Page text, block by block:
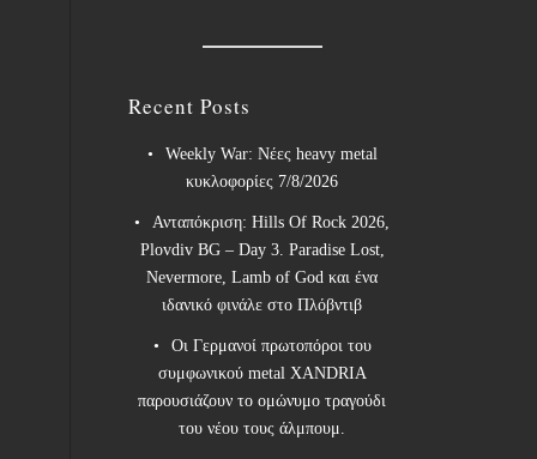
Recent Posts
Weekly War: Νέες heavy metal
κυκλοφορίες 7/8/2026
Ανταπόκριση: Hills Of Rock 2026,
Plovdiv BG – Day 3. Paradise Lost,
Nevermore, Lamb of God και ένα
ιδανικό φινάλε στο Πλόβντιβ
Οι Γερμανοί πρωτοπόροι του
συμφωνικού metal XANDRIA
παρουσιάζουν το ομώνυμο τραγούδι
του νέου τους άλμπουμ.